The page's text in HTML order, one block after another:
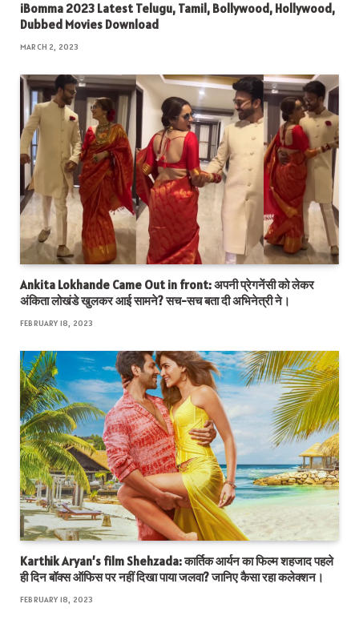
iBomma 2023 Latest Telugu, Tamil, Bollywood, Hollywood,
Dubbed Movies Download
MARCH 2, 2023
Ankita Lokhande Came Out in front: अपनी प्रेगनेंसी को लेकर
अंकिता लोखंडे खुलकर आई सामने? सच-सच बता दी अभिनेत्री ने।
FEBRUARY 18, 2023
Karthik Aryan’s film Shehzada: कार्तिक आर्यन का फिल्म शहजाद पहले
ही दिन बॉक्स ऑफिस पर नहीं दिखा पाया जलवा? जानिए कैसा रहा कलेक्शन।
FEBRUARY 18, 2023